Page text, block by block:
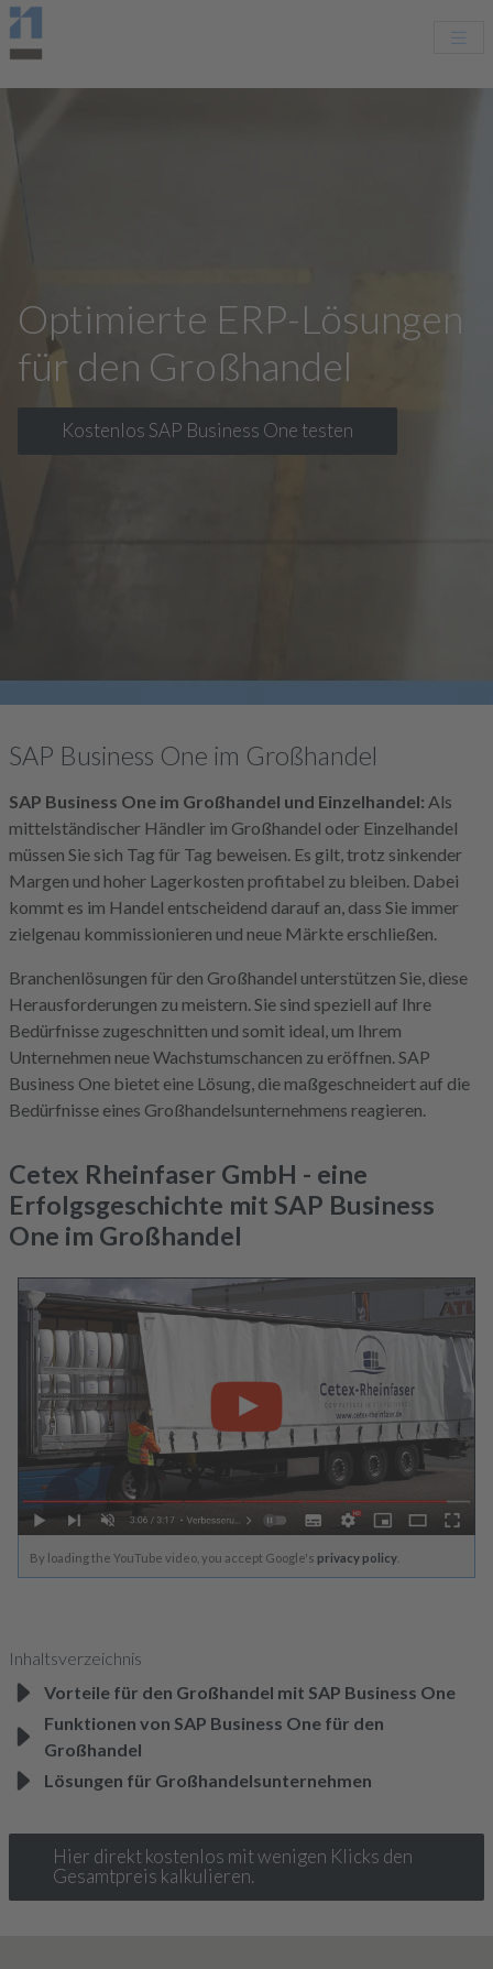
Optimierte ERP-Lösungen
für den Großhandel
Kostenlos SAP Business One testen
SAP Business One im Großhandel
SAP Business One im Großhandel und Einzelhandel: Als
mittelständischer Händler im Großhandel oder Einzelhandel
müssen Sie sich Tag für Tag beweisen. Es gilt, trotz sinkender
Margen und hoher Lagerkosten profitabel zu bleiben. Dabei
kommt es im Handel entscheidend darauf an, dass Sie immer
zielgenau kommissionieren und neue Märkte erschließen.
Branchenlösungen für den Großhandel unterstützen Sie, diese
Herausforderungen zu meistern. Sie sind speziell auf Ihre
Bedürfnisse zugeschnitten und somit ideal, um Ihrem
Unternehmen neue Wachstumschancen zu eröffnen. SAP
Business One bietet eine Lösung, die maßgeschneidert auf die
Bedürfnisse eines Großhandelsunternehmens reagieren.
Cetex Rheinfaser GmbH - eine
Erfolgsgeschichte mit SAP Business
One im Großhandel
By loading the YouTube video, you accept Google's privacy policy
Inhaltsverzeichnis
Vorteile für den Großhandel mit SAP Business One
Funktionen von SAP Business One für den
Großhandel
Lösungen für Großhandelsunternehmen
Hier direkt kostenlos mit wenigen Klicks den
Gesamtpreis kalkulieren.